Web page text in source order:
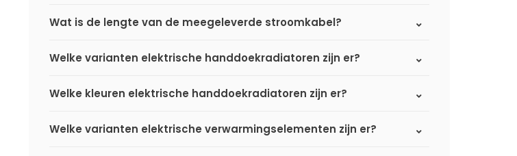
Wat is de lengte van de meegeleverde stroomkabel?
Welke varianten elektrische handdoekradiatoren zijn er?
Welke kleuren elektrische handdoekradiatoren zijn er?
Welke varianten elektrische verwarmingselementen zijn er?